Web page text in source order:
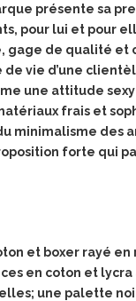
présente sa
pour lui et pour
gage de qualité et
de vie d’une
une attitude
frais et
minimalisme des
forte qui
et boxer rayé
en coton et lycra
une palette